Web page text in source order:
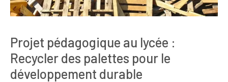
Projet pédagogique au lycée :
Recycler des palettes pour le
développement durable